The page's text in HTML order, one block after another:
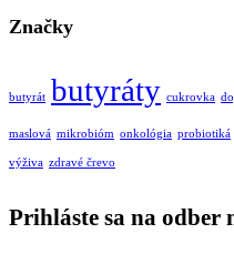
Značky
butyrát butyráty cukrovka
maslová mikrobióm onkológia probiotiká
výživa zdravé črevo
Prihláste sa na odber